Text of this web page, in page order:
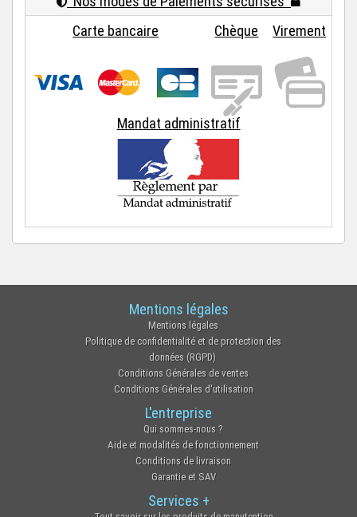
Carte bancaire
Chèque Virement
Mandat administratif
Mentions légales
Mentions légales
Politique de confidentialité et de protection des
données (RGPD)
Conditions Générales de ventes
Conditions Générales d'utilisation
L'entreprise
Qui sommes-nous ?
Aide et modalités de fonctionnement
Conditions de livraison
Garantie et SAV
Services +